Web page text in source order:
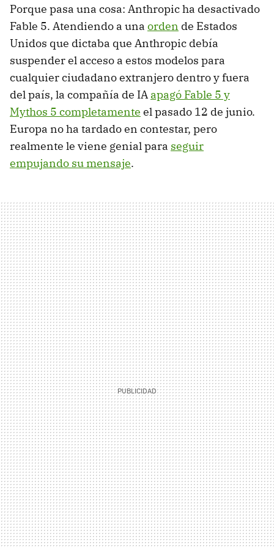
Porque pasa una cosa: Anthropic ha desactivado
Fable 5. Atendiendo a una orden de Estados
Unidos que dictaba que Anthropic debía
suspender el acceso a estos modelos para
cualquier ciudadano extranjero dentro y fuera
del país, la compañía de IA apagó Fable 5 y
Mythos 5 completamente el pasado 12 de junio.
Europa no ha tardado en contestar, pero
realmente le viene genial para seguir
empujando su mensaje.